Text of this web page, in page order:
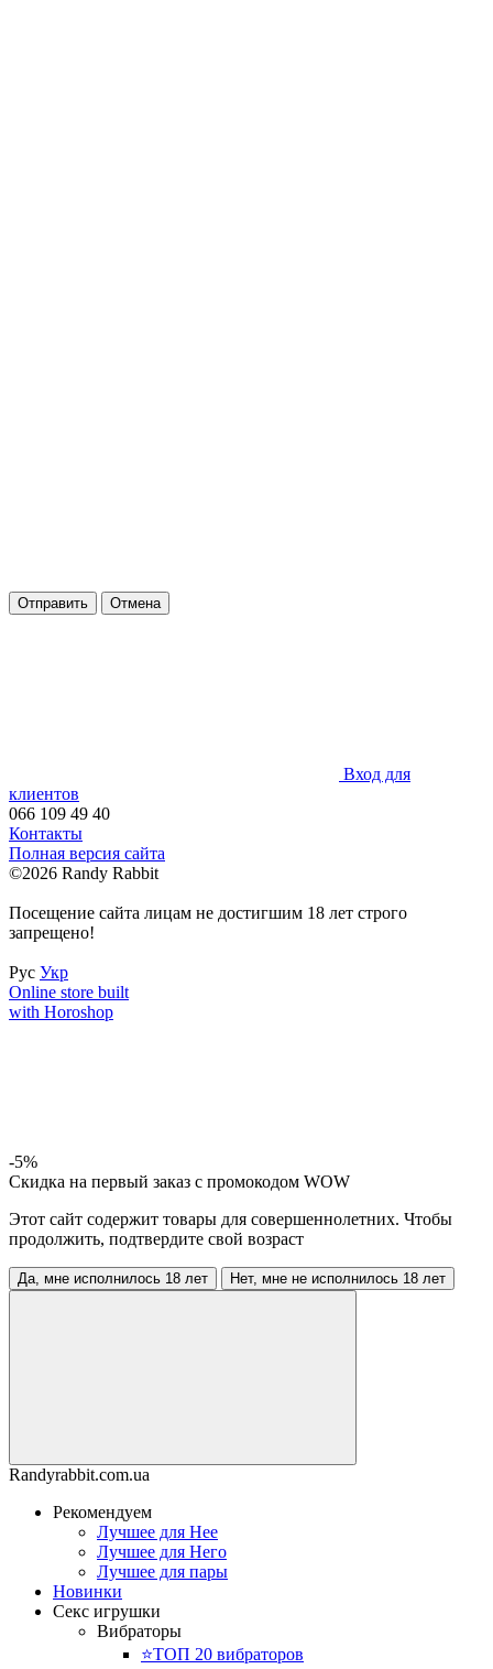
Отправить Отмена
Вход для
клиентов
066 109 49 40
Контакты
Полная версия сайта
©2026 Randy Rabbit
Посещение сайта лицам не достигшим 18 лет строго
запрещено!
Рус Укр
Online store built
with Horoshop
-5%
Скидка на первый заказ с промокодом WOW
Этот сайт содержит товары для совершеннолетних. Чтобы
продолжить, подтвердите свой возраст
Да, мне исполнилось 18 лет Нет, мне не исполнилось 18 лет
Randyrabbit.com.ua
Рекомендуем
Лучшее для Нее
Лучшее для Него
Лучшее для пары
Новинки
Секс игрушки
Вибраторы
⭐️ТОП 20 вибраторов